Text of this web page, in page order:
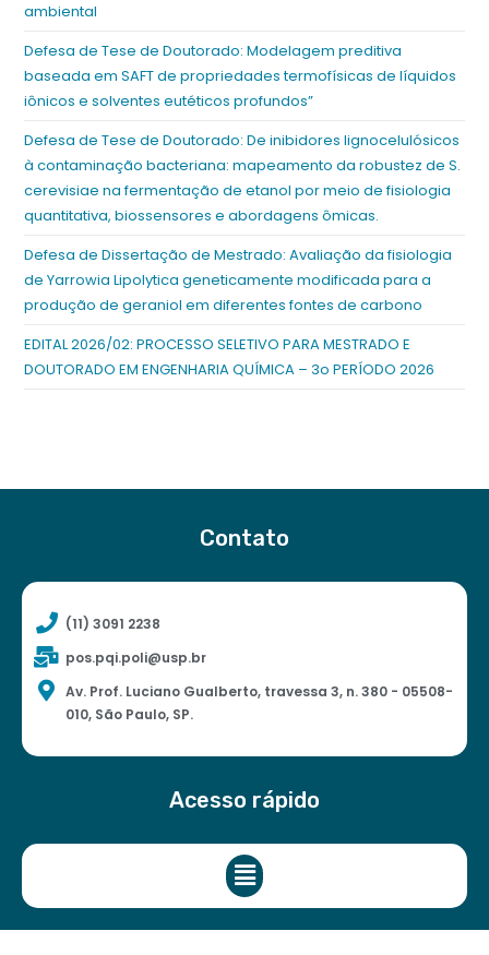
ambiental
Defesa de Tese de Doutorado: Modelagem preditiva
baseada em SAFT de propriedades termofísicas de líquidos
iônicos e solventes eutéticos profundos”
Defesa de Tese de Doutorado: De inibidores lignocelulósicos
à contaminação bacteriana: mapeamento da robustez de S.
cerevisiae na fermentação de etanol por meio de fisiologia
quantitativa, biossensores e abordagens ômicas.
Defesa de Dissertação de Mestrado: Avaliação da fisiologia
de Yarrowia Lipolytica geneticamente modificada para a
produção de geraniol em diferentes fontes de carbono
EDITAL 2026/02: PROCESSO SELETIVO PARA MESTRADO E
DOUTORADO EM ENGENHARIA QUÍMICA – 3o PERÍODO 2026
Contato
(11) 3091 2238
pos.pqi.poli@usp.br
Av. Prof. Luciano Gualberto, travessa 3, n. 380 - 05508-
010, São Paulo, SP.
Acesso rápido